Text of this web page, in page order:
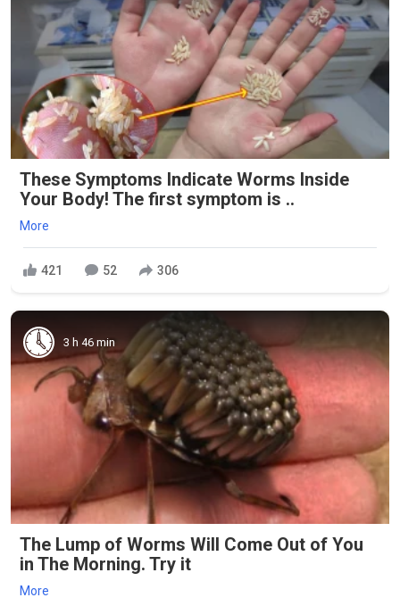
These Symptoms Indicate Worms Inside
Your Body! The first symptom is ..
More
421 52 306
3 h 46 min
The Lump of Worms Will Come Out of You
in The Morning. Try it
More